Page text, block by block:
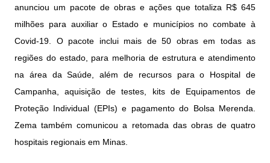
anunciou um pacote de obras e ações que totaliza R$ 645
milhões para auxiliar o Estado e municípios no combate à
Covid-19. O pacote inclui mais de 50 obras em todas as
regiões do estado, para melhoria de estrutura e atendimento
na área da Saúde, além de recursos para o Hospital de
Campanha, aquisição de testes, kits de Equipamentos de
Proteção Individual (EPIs) e pagamento do Bolsa Merenda.
Zema também comunicou a retomada das obras de quatro
hospitais regionais em Minas.